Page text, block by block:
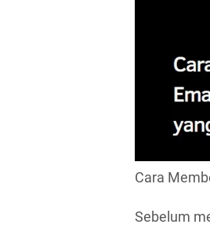
Cara
Sebelum